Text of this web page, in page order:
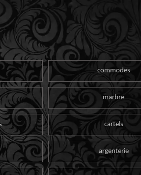
commodes
marbre
cartels
argenterie